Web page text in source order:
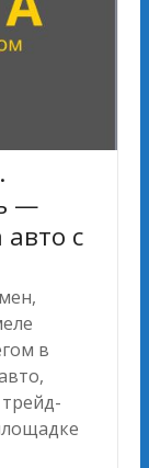
—
с
в